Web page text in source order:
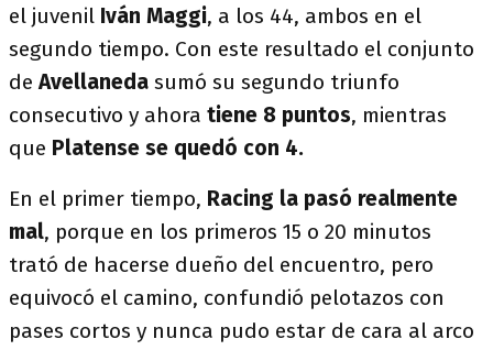
el juvenil Iván Maggi, a los 44, ambos en el
segundo tiempo. Con este resultado el conjunto
deAvellaneda sumó su segundo triunfo
consecutivo y ahora tiene 8 puntos, mientras
que Platense se quedó con 4.
En el primer tiempo, Racing la pasó realmente
mal, porque en los primeros 15 o 20 minutos
trató de hacerse dueño del encuentro, pero
equivocó el camino, confundió pelotazos con
pases cortos y nunca pudo estar de cara al arco